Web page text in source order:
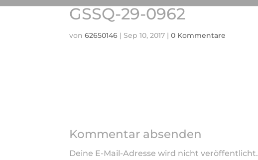
GSSQ-29-0962
von 62650146 | Sep 10, 2017 | 0 Kommentare
Kommentar absenden
Deine E-Mail-Adresse wird nicht veröffentlicht.